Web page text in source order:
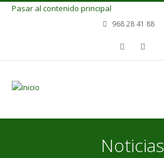
Pasar al contenido principal
968 28 41 88
Noticias